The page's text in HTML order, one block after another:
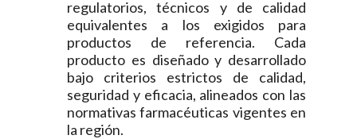
regulatorios, técnicos y de calidad
equivalentes a los exigidos para
productos de referencia. Cada
producto es diseñado y desarrollado
bajo criterios estrictos de calidad,
seguridad y eficacia, alineados con las
normativas farmacéuticas vigentes en
la región.